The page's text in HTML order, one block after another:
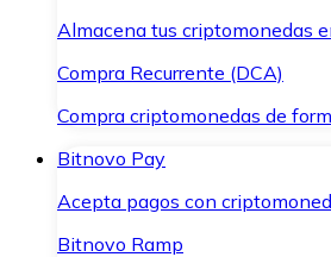
Almacena tus criptomonedas
Compra Recurrente (DCA)
Compra criptomonedas de
Bitnovo Pay
Acepta pagos con
Bitnovo Ramp